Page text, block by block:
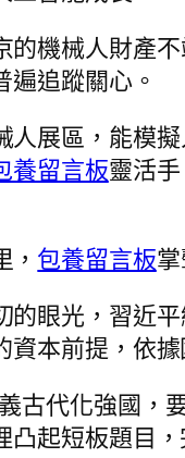
的機械人財產
遍追蹤關心。
人展區，能模
養留言板靈活
包養留言板
的眼光，習近
資本前提，依
古代化強國，
凸起短板題目